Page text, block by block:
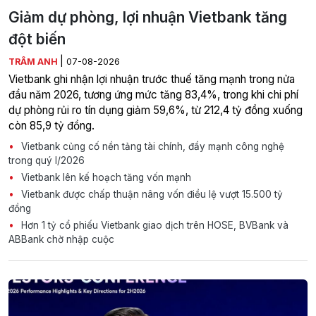
Giảm dự phòng, lợi nhuận Vietbank tăng
đột biến
TRÂM ANH 07-08-2026
Vietbank ghi nhận lợi nhuận trước thuế tăng mạnh trong nửa
đầu năm 2026, tương ứng mức tăng 83,4%, trong khi chi phí
dự phòng rủi ro tín dụng giảm 59,6%, từ 212,4 tỷ đồng xuống
còn 85,9 tỷ đồng.
Vietbank củng cố nền tảng tài chính, đẩy mạnh công nghệ
trong quý I/2026
Vietbank lên kế hoạch tăng vốn mạnh
Vietbank được chấp thuận nâng vốn điều lệ vượt 15.500 tỷ
đồng
Hơn 1 tỷ cổ phiếu Vietbank giao dịch trên HOSE, BVBank và
ABBank chờ nhập cuộc